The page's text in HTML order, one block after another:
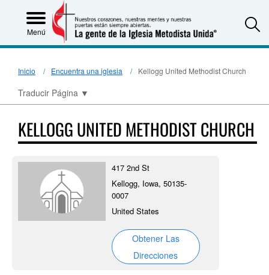
Menú
Inicio Encuentra una iglesia Kellogg United Methodist Church
Traducir Página ▼
KELLOGG UNITED METHODIST CHURCH
417 2nd St
Kellogg, Iowa, 50135-
0007
United States
Obtener Las
Direcciones